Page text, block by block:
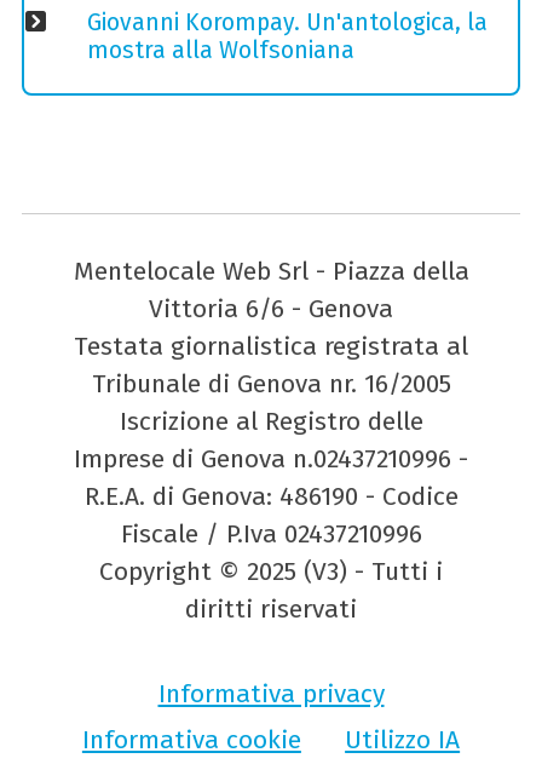
Giovanni Korompay. Un'antologica, la
mostra alla Wolfsoniana
Mentelocale Web Srl - Piazza della
Vittoria 6/6 - Genova
Testata giornalistica registrata al
Tribunale di Genova nr. 16/2005
Iscrizione al Registro delle
Imprese di Genova n.02437210996 -
R.E.A. di Genova: 486190 - Codice
Fiscale / P.Iva 02437210996
Copyright © 2025 (V3) - Tutti i
diritti riservati
Informativa privacy
Informativa cookie
Utilizzo IA